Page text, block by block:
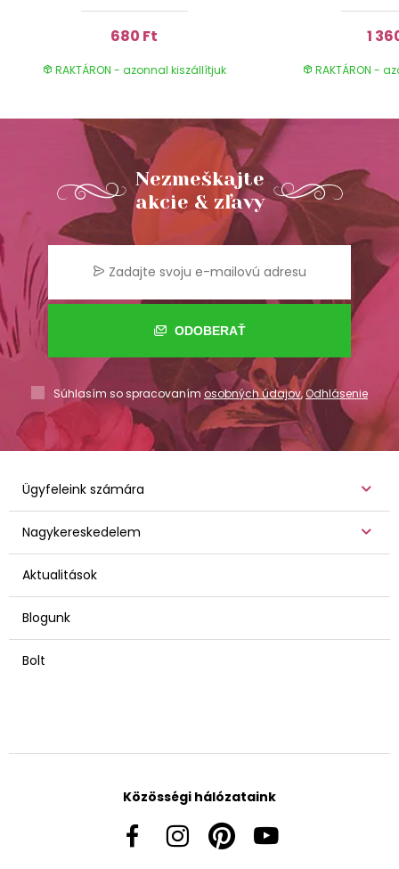
680 Ft
RAKTÁRON - azonnal kiszállítjuk
1
RAKTÁRON -
Nezmeškajte
akcie & zľavy
ODOBERAŤ
Súhlasím so spracovaním osobných údajov,Odhlásenie
Ügyfeleink számára
Nagykereskedelem
Aktualitások
Blogunk
Bolt
Közösségi hálózataink